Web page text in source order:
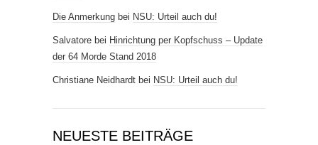
Die Anmerkung bei NSU: Urteil auch du!
Salvatore bei Hinrichtung per Kopfschuss – Update
der 64 Morde Stand 2018
Christiane Neidhardt bei NSU: Urteil auch du!
NEUESTE BEITRÄGE